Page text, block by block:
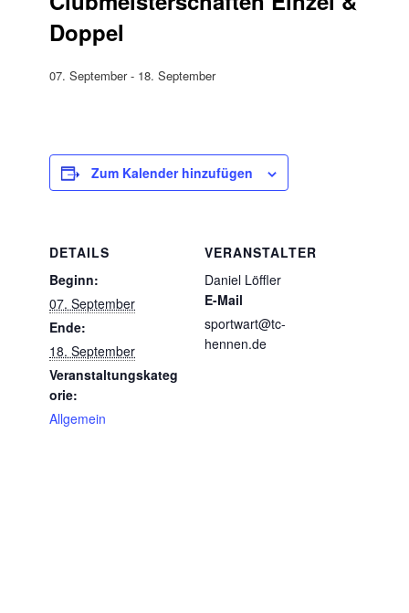
Doppel
07. September- 18. September
Zum Kalender hinzufügen
DETAILS
Beginn:
07. September
Ende:
18. September
Veranstaltungskateg
orie:
Allgemein
VERANSTALTER
Daniel Löffler
E-Mail
sportwart@tc-
hennen.de